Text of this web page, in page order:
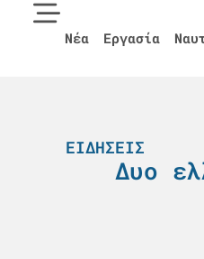
Νέα Εργασία
ΕΙΔΉΣΕΙΣ
Δυο